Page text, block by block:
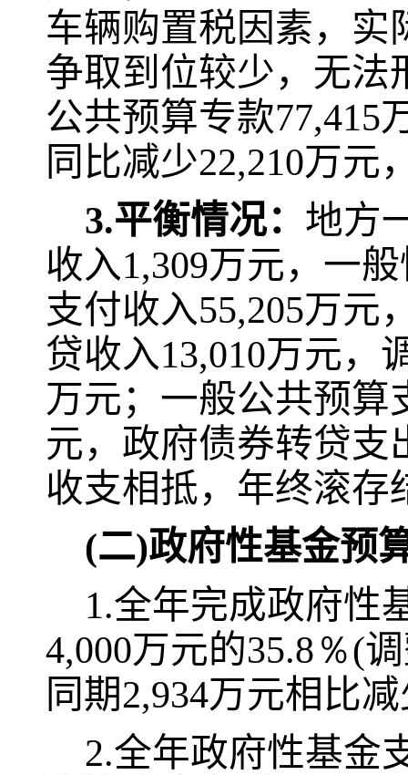
车辆购置税因素，实
争取到位较少，无法
公共预算专款77,415
同比减少22,210万元
3.平衡情况： 地方
收入1,309万元，一
支付收入55,205万元
贷收入13,010万元，
万元；一般公共预算
元，政府债券转贷支
收支相抵，年终滚存
(二)政府性基金预
1.全年完成政府性
4,000万元的35.8％(
同期2,934万元相比
2.全年政府性基金